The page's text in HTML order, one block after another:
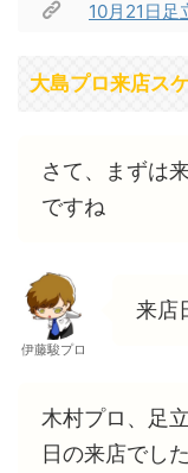
10月21日足
大島プロ来店ス
さて、まずは
ですね
伊藤駿プロ
来店
木村プロ、足
日の来店でし